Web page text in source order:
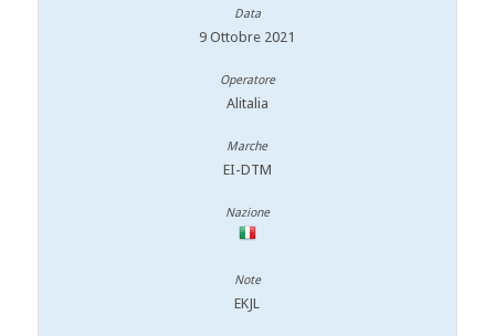
9 Ottobre 2021
Alitalia
EI-DTM
EKJL